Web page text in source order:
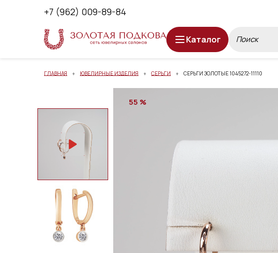
+7 (962) 009-89-84
Каталог
ГЛАВНАЯ ЮВЕЛИРНЫЕ ИЗДЕЛИЯ СЕРЬГИ СЕРЬГИ ЗОЛОТЫЕ 1045272-11110
55 %